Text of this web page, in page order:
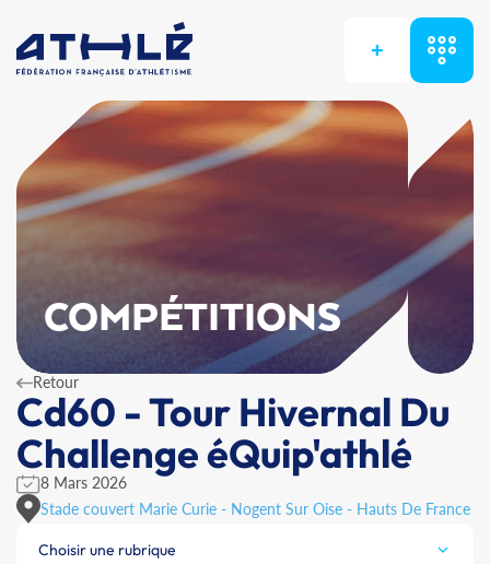
+
COMPÉTITIONS
Retour
Cd60 - Tour Hivernal Du
Challenge éQuip'athlé
8 Mars 2026
Stade couvert Marie Curie - Nogent Sur Oise - Hauts De France
Choisir une rubrique